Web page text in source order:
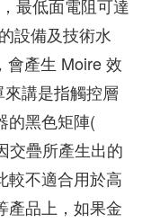
最低面電阻可達
設備及技術水
會產生 Moire 效
講是指觸控層
的黑色矩陣(
交疊所產生出的
較不適合用於高
產品上，如果金